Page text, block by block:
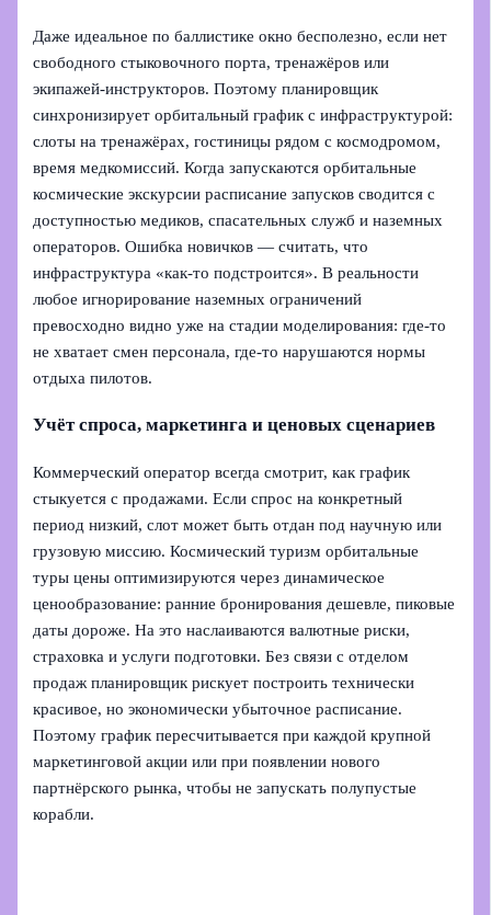
Даже идеальное по баллистике окно бесполезно, если нет
свободного стыковочного порта, тренажёров или
экипажей-инструкторов. Поэтому планировщик
синхронизирует орбитальный график с инфраструктурой:
слоты на тренажёрах, гостиницы рядом с космодромом,
время медкомиссий. Когда запускаются орбитальные
космические экскурсии расписание запусков сводится с
доступностью медиков, спасательных служб и наземных
операторов. Ошибка новичков — считать, что
инфраструктура «как‑то подстроится». В реальности
любое игнорирование наземных ограничений
превосходно видно уже на стадии моделирования: где‑то
не хватает смен персонала, где‑то нарушаются нормы
отдыха пилотов.
Учёт спроса, маркетинга и ценовых сценариев
Коммерческий оператор всегда смотрит, как график
стыкуется с продажами. Если спрос на конкретный
период низкий, слот может быть отдан под научную или
грузовую миссию. Космический туризм орбитальные
туры цены оптимизируются через динамическое
ценообразование: ранние бронирования дешевле, пиковые
даты дороже. На это наслаиваются валютные риски,
страховка и услуги подготовки. Без связи с отделом
продаж планировщик рискует построить технически
красивое, но экономически убыточное расписание.
Поэтому график пересчитывается при каждой крупной
маркетинговой акции или при появлении нового
партнёрского рынка, чтобы не запускать полупустые
корабли.